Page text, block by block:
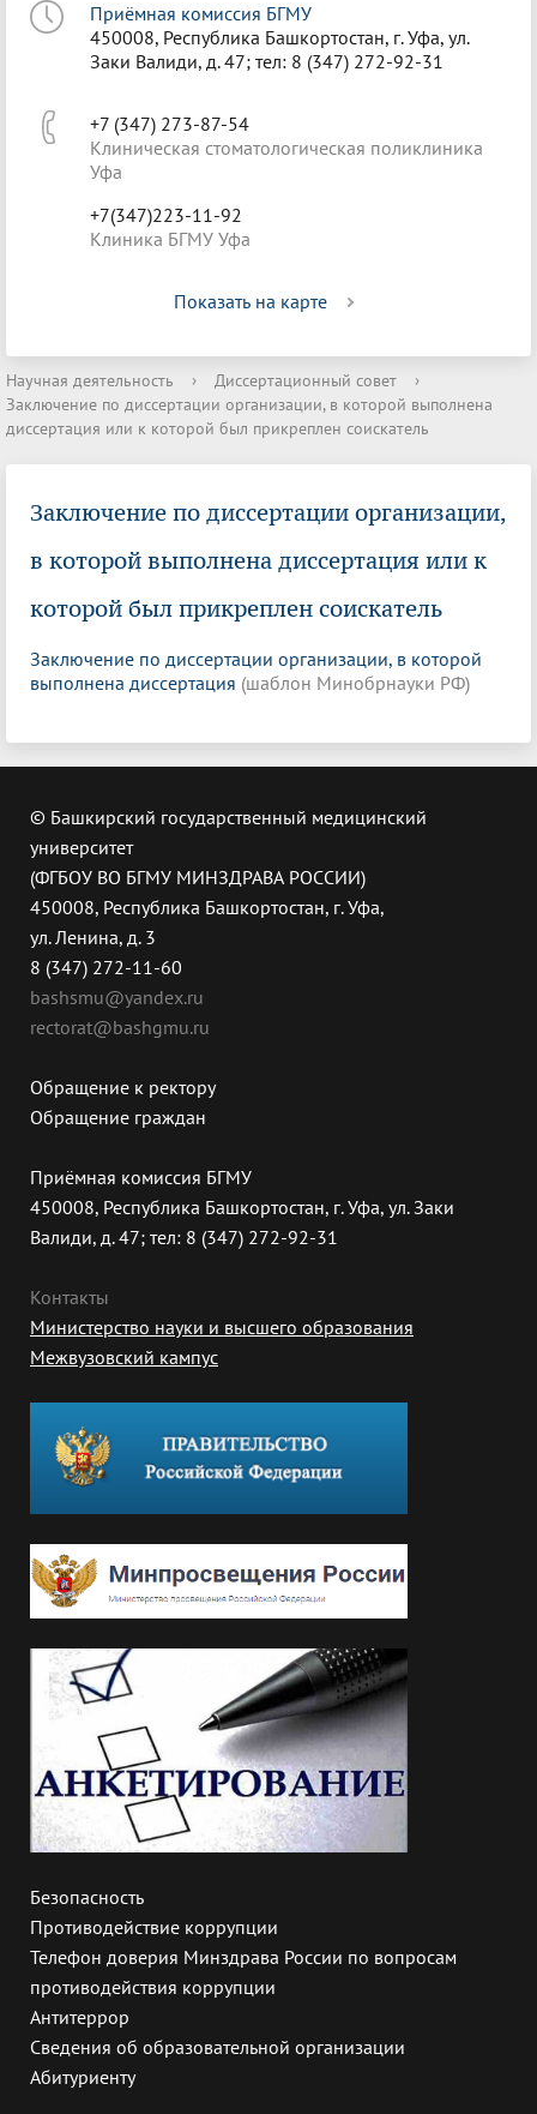
Приёмная комиссия БГМУ
450008, Республика Башкортостан, г. Уфа, ул.
Заки Валиди, д. 47; тел: 8 (347) 272-92-31
+7 (347) 273-87-54
Клиническая стоматологическая поликлиника
Уфа
+7(347)223-11-92
Клиника БГМУ Уфа
Показать на карте
Научная деятельность › Диссертационный совет
›
Заключение по диссертации организации, в которой выполнена
диссертация или к которой был прикреплен соискатель
Заключение по диссертации организации,
в которой выполнена диссертация или к
которой был прикреплен соискатель
Заключение по диссертации организации, в которой
выполнена диссертация (шаблон Минобрнауки РФ)
© Башкирский государственный медицинский
университет
(ФГБОУ ВО БГМУ МИНЗДРАВА РОССИИ)
450008, Республика Башкортостан, г. Уфа,
ул. Ленина, д. 3
8 (347) 272-11-60
bashsmu@yandex.ru
rectorat@bashgmu.ru
Обращение к ректору
Обращение граждан
Приёмная комиссия БГМУ
450008, Республика Башкортостан, г. Уфа, ул. Заки
Валиди, д. 47; тел: 8 (347) 272-92-31
Контакты
Министерство науки и высшего образования
Межвузовский кампус
Безопасность
Противодействие коррупции
Телефон доверия Минздрава России по вопросам
противодействия коррупции
Антитеррор
Сведения об образовательной организации
Абитуриенту